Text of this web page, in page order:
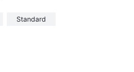
Standard